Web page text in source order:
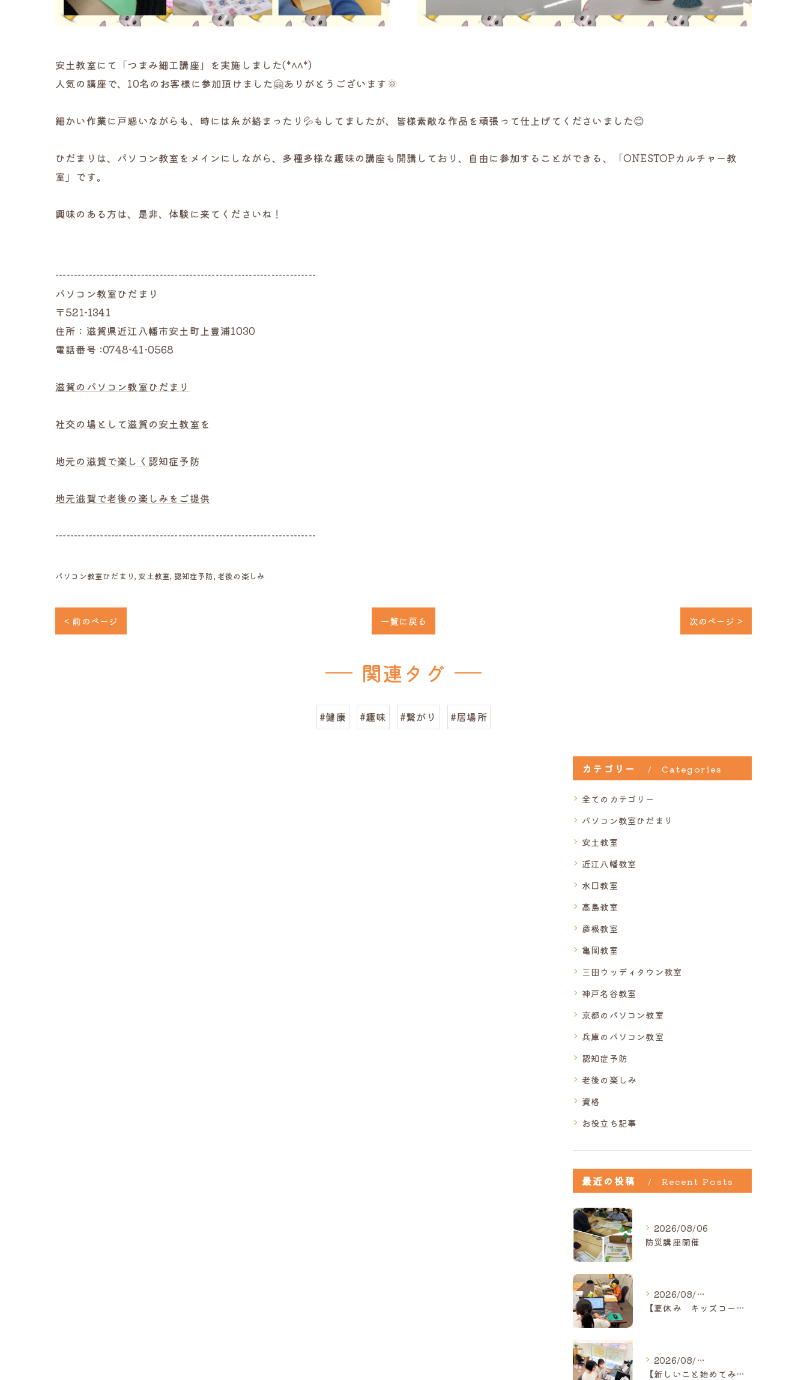
安土教室にて「つまみ細工講座」を実施しました(*^^*)
人気の講座で、10名のお客様に参加頂けました🤗ありがとうございます🌞
細かい作業に戸惑いながらも、時には糸が絡まったり💦もしてましたが、皆様素敵な作品を頑張って仕上げてくださいました😊
ひだまりは、パソコン教室をメインにしながら、多種多様な趣味の講座も開講しており、自由に参加することができる、「ONESTOPカルチャー教
室」です。
興味のある方は、是非、体験に来てくださいね！
----------------------------------------------------------------------
パソコン教室ひだまり
〒521-1341
住所：滋賀県近江八幡市安土町上豊浦1030
電話番号 :0748-41-0568
滋賀のパソコン教室ひだまり
社交の場として滋賀の安土教室を
地元の滋賀で楽しく認知症予防
地元滋賀で老後の楽しみをご提供
----------------------------------------------------------------------
パソコン教室ひだまり 安土教室 認知症予防 老後の楽しみ
< 前のページ 一覧に戻る 次のページ >
関連タグ
#健康 #趣味 #繋がり #居場所
カテゴリー Categories
全てのカテゴリー
パソコン教室ひだまり
安土教室
近江八幡教室
水口教室
高島教室
彦根教室
亀岡教室
三田ウッディタウン教室
神戸名谷教室
京都のパソコン教室
兵庫のパソコン教室
認知症予防
老後の楽しみ
資格
お役立ち記事
最近の投稿 Recent Posts
2026/08/06
防災講座開催
2026/08/05
【夏休み キッズコース】｜ひだまり近江八幡教室
2026/08/05
【新しいこと始めてみませんか？】ひだまり高島教室